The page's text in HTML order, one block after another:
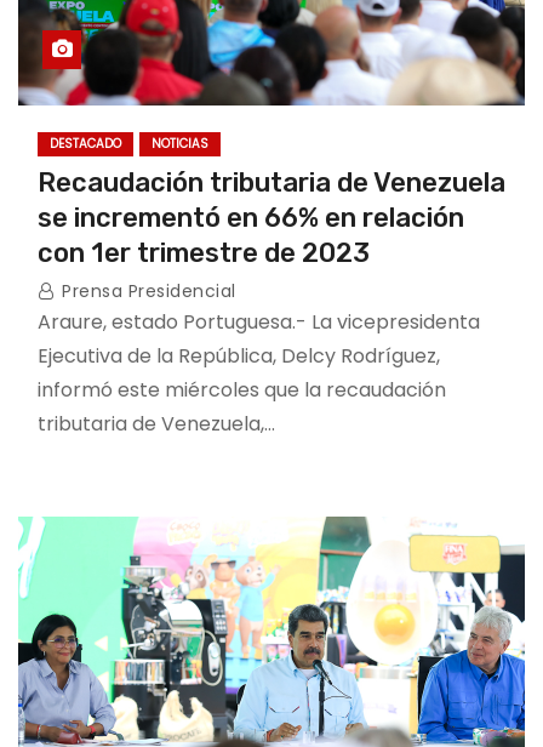
DESTACADO NOTICIAS
Recaudación tributaria de Venezuela
se incrementó en 66% en relación
con 1er trimestre de 2023
Prensa Presidencial
Araure, estado Portuguesa.- La vicepresidenta
Ejecutiva de la República, Delcy Rodríguez,
informó este miércoles que la recaudación
tributaria de Venezuela,…